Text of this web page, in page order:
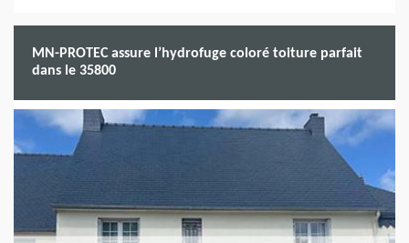
MN-PROTEC assure l’hydrofuge coloré toiture parfait
dans le 35800